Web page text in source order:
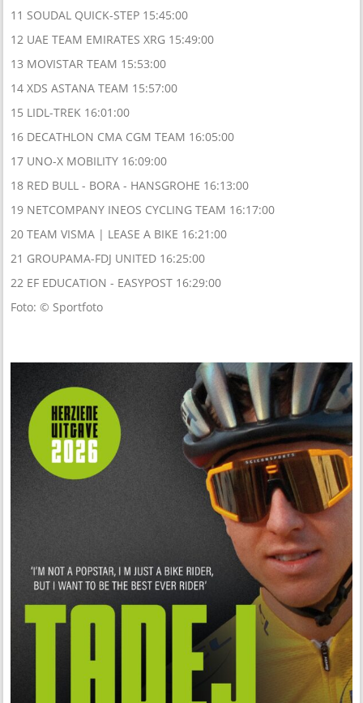
11 SOUDAL QUICK-STEP 15:45:00
12 UAE TEAM EMIRATES XRG 15:49:00
13 MOVISTAR TEAM 15:53:00
14 XDS ASTANA TEAM 15:57:00
15 LIDL-TREK 16:01:00
16 DECATHLON CMA CGM TEAM 16:05:00
17 UNO-X MOBILITY 16:09:00
18 RED BULL - BORA - HANSGROHE 16:13:00
19 NETCOMPANY INEOS CYCLING TEAM 16:17:00
20 TEAM VISMA | LEASE A BIKE 16:21:00
21 GROUPAMA-FDJ UNITED 16:25:00
22 EF EDUCATION - EASYPOST 16:29:00
Foto: © Sportfoto